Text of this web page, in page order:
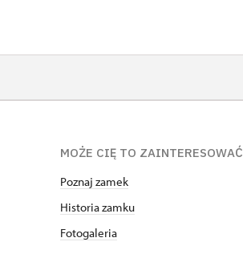
MOŻE CIĘ TO ZAINTERESOWAĆ
Poznaj zamek
Historia zamku
Fotogaleria